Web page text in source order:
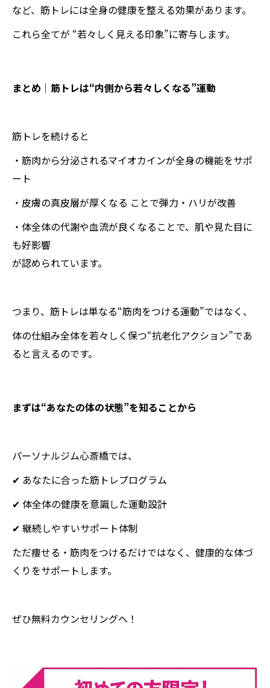
など、筋トレには全身の健康を整える効果があります。
これら全てが “若々しく見える印象”に寄与します。
まとめ｜筋トレは“内側から若々しくなる”運動
筋トレを続けると
・筋肉から分泌されるマイオカインが全身の機能をサポ
ート
・皮膚の真皮層が厚くなる ことで弾力・ハリが改善
・体全体の代謝や血流が良くなることで、肌や見た目に
も好影響
が認められています。
つまり、筋トレは単なる“筋肉をつける運動”ではなく、
体の仕組み全体を若々しく保つ“抗老化アクション”であ
ると言えるのです。
まずは“あなたの体の状態”を知ることから
パーソナルジム心斎橋では、
✔ あなたに合った筋トレプログラム
✔ 体全体の健康を意識した運動設計
✔ 継続しやすいサポート体制
ただ痩せる・筋肉をつけるだけではなく、健康的な体づ
くりをサポートします。
ぜひ無料カウンセリングへ！